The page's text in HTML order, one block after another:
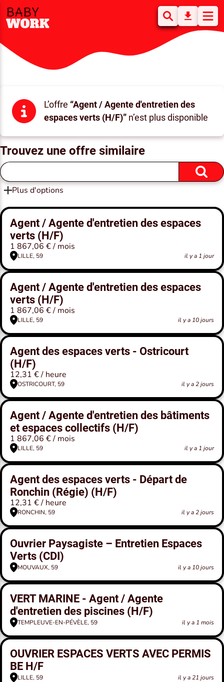
L’offre “Agent / Agente d'entretien des
espaces verts (H/F)” n’est plus disponible
Trouvez une offre similaire
Plus d'options
Agent / Agente d'entretien des espaces
verts (H/F)
1 867,06 € / mois
LILLE, 59 il y a 1 jour
Agent / Agente d'entretien des espaces
verts (H/F)
1 867,06 € / mois
LILLE, 59 il y a 10 jours
Agent des espaces verts - Ostricourt
(H/F)
12,31 € / heure
OSTRICOURT, 59 il y a 2 jours
Agent / Agente d'entretien des bâtiments
et espaces collectifs (H/F)
1 867,06 € / mois
LILLE, 59 il y a 1 jour
Agent des espaces verts - Départ de
Ronchin (Régie) (H/F)
12,31 € / heure
RONCHIN, 59 il y a 2 jours
Ouvrier Paysagiste – Entretien Espaces
Verts (CDI)
MOUVAUX, 59 il y a 10 jours
VERT MARINE - Agent / Agente
d'entretien des piscines (H/F)
TEMPLEUVE-EN-PÉVÈLE, 59 il y a 1 mois
OUVRIER ESPACES VERTS AVEC PERMIS
BE H/F
LILLE, 59 il y a 21 jours